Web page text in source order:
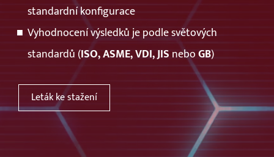
standardní konfigurace
Vyhodnocení výsledků je podle světových
standardů (ISO, ASME, VDI, JIS neboGB)
Leták ke stažení